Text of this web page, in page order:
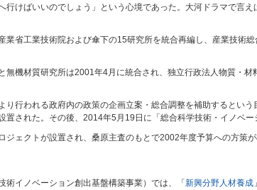
行けばいいのでしょう」という心境であった。大河ドラマで言
業省工業技術院および傘下の15研究所を統合再編し、産業技術
無機材質研究所は2001年4月に統合され、独立行政法人物質・材
り行われる政府内の政策の企画立案・総合調整を補助するとい
置された。その後、2014年5月19日に「総合科学技術・イノベー
ジェクトが設置され、桑原主査のもとで2002年度予算への方策
術イノベーション創出基盤構築事業）では、「 新興分野人材養成